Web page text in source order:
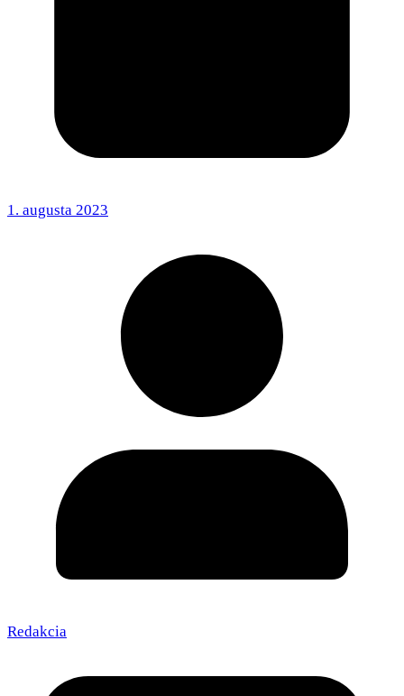
1. augusta 2023
Redakcia